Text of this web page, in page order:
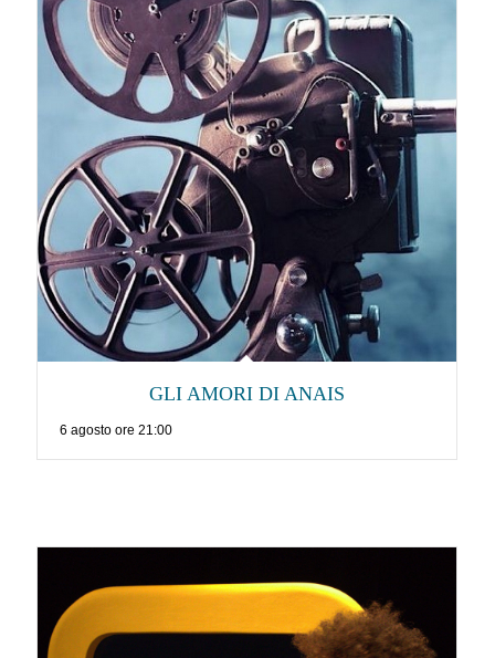
GLI AMORI DI ANAIS
6 agosto ore 21:00